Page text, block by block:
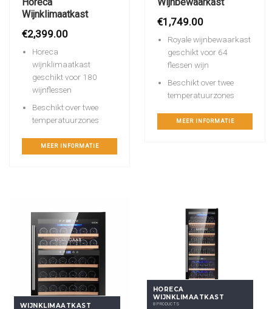
Horeca
Wijnklimaatkast
€2,399.00
Horeca
wijnklimaatkast
geschikt voor 180
wijnflessen
Beschikt over twee
temperatuurzones
MEER INFORMATIE
Wijnbewaarkast
€1,749.00
Royale wijnbewaarkast
geschikt voor 64
flessen wijn
Beschikt over twee
temperatuurzones
MEER INFORMATIE
WIJNKLIMAATKAST
HORECA
WIJNKLIMAATKAST
8 PRODUCTS